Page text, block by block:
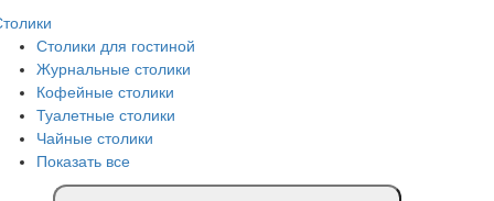
Столики для гостиной
Журнальные столики
Кофейные столики
Туалетные столики
Чайные столики
Показать все